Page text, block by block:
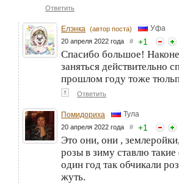
Ответить
Елэнка (автор поста) Уфа
20 апреля 2022 года # +1
Спасибо большое!
заняться действительно
прошлом году тоже
↑ Ответить
Помидориха Тула
20 апреля 2022 года # +1
Это они, они ,
розы в зиму ставлю такие
один год так обчикали
жуть.